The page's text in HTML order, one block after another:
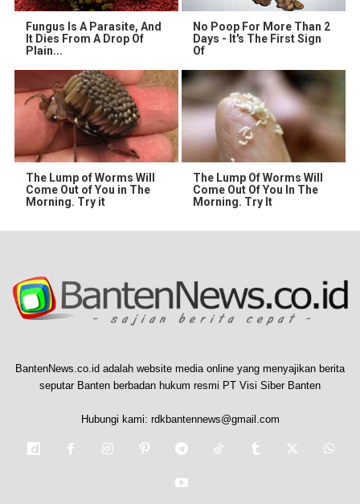
Fungus Is A Parasite, And
It Dies From A Drop Of
Plain...
No Poop For More Than 2
Days - It's The First Sign
Of
The Lump of Worms Will
Come Out of You in The
Morning. Try it
The Lump Of Worms Will
Come Out Of You In The
Morning. Try It
BantenNews.co.id adalah website media online yang menyajikan berita
seputar Banten berbadan hukum resmi PT Visi Siber Banten
Hubungi kami: rdkbantennews@gmail.com